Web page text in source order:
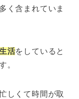
く含まれていま
活をしていると
。
しくて時間が取